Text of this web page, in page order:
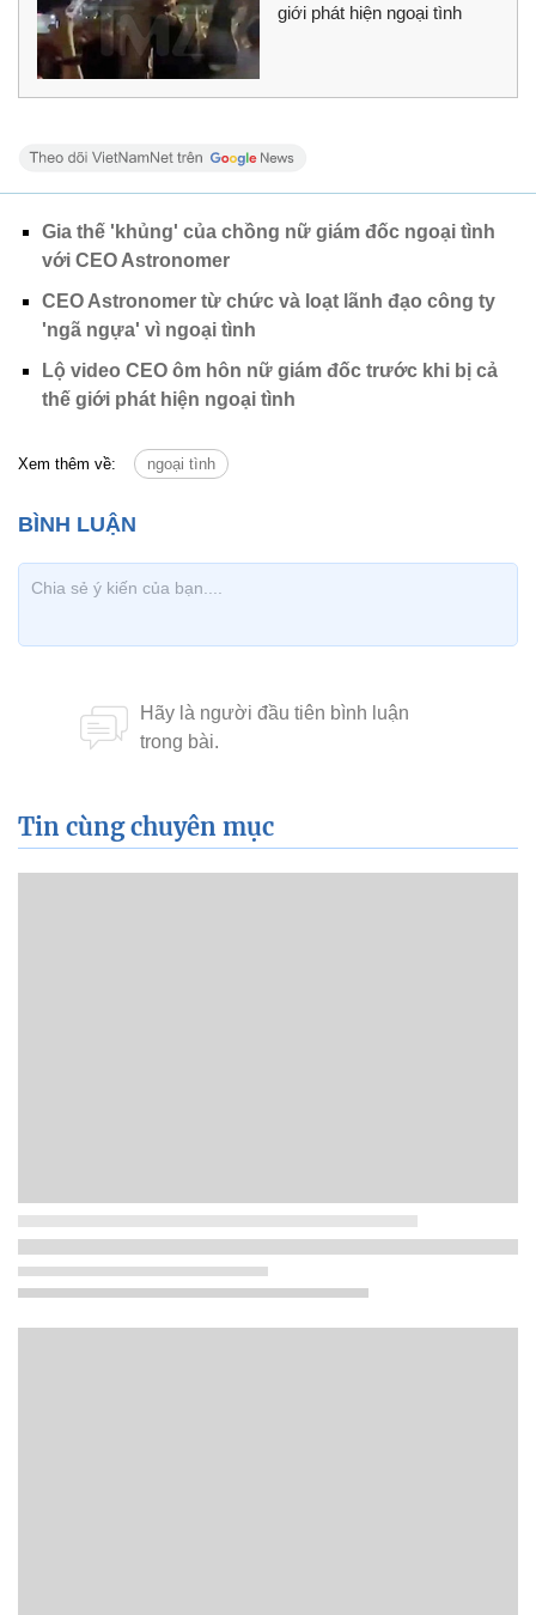
giới phát hiện ngoại tình
Gia thế 'khủng' của chồng nữ giám đốc ngoại tình
với CEO Astronomer
CEO Astronomer từ chức và loạt lãnh đạo công ty
'ngã ngựa' vì ngoại tình
Lộ video CEO ôm hôn nữ giám đốc trước khi bị cả
thế giới phát hiện ngoại tình
Xem thêm về: ngoại tình
Tin cùng chuyên mục